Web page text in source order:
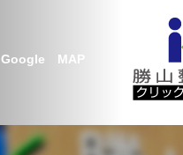
Google MAP